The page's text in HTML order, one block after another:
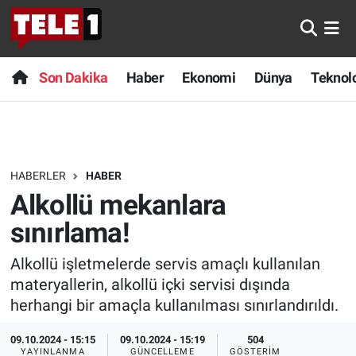
Son Dakika Haber Ekonomi Dünya
HABERLER HABER
Alkollü mekanlara
sınırlama!
Alkollü işletmelerde servis amaçlı kullanılan
materyallerin, alkollü içki servisi dışında
herhangi bir amaçla kullanılması sınırlandırıldı.
09.10.2024 - 15:15
YAYINLANMA
09.10.2024 - 15:19
GÜNCELLEME
504
GÖSTERIM
Anında Manşet
Başka Sohbetler
Bilim turu
Bilim ve Teknoloji Evreni
Doğa Konuşuyor
Dünya
Ege Saati
Son Dakika
Haber
Dünya
Teknoloji
Sağlık
Spor
Yayın Akışı
Nöbetçi Eczaneler
Hava Durumu
Trafik Durumu
Süper Lig Puan Durumu ve Fikstür
Tüm Manşetler
Son Dakika Haberleri
Haber Arşivi